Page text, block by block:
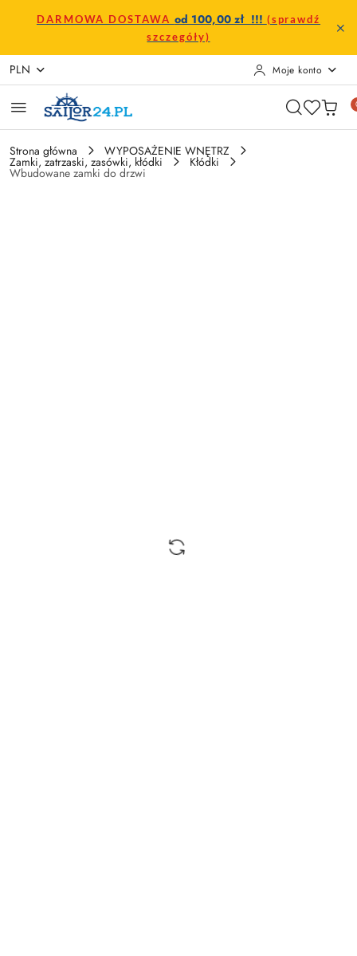
Przejdź do treści głównej
Przejdź do wyszukiwarki
Przejdź do moje konto
Przejdź do menu głównego
Przejdź do opisu produktu
Przejdź do stopki
DARMOWA DOSTAWA od 100,00 zł !!! (sprawdź
szczegóły)
PLN Moje konto
Strona główna WYPOSAŻENIE WNĘTRZ
Zamki, zatrzaski, zasówki, kłódki Kłódki
Wbudowane zamki do drzwi